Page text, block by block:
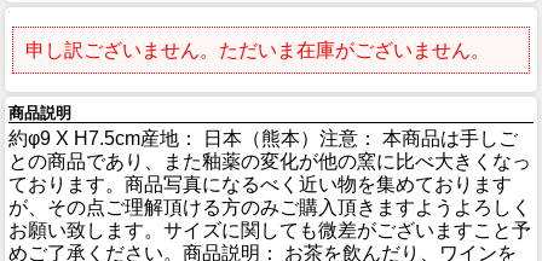
申し訳ございません。ただいま在庫がございません。
商品説明
約φ9 X H7.5cm産地： 日本（熊本）注意： 本商品は手しご
との商品であり、また釉薬の変化が他の窯に比べ大きくなっ
ております。商品写真になるべく近い物を集めております
が、その点ご理解頂ける方のみご購入頂きますようよろしく
お願い致します。サイズに関しても微差がございますこと予
めご了承ください。商品説明： お茶を飲んだり、ワインを